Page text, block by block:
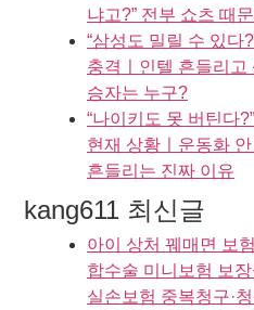
냐고?” 전부 쇼츠 때
“삼성도 밀릴 수 있다
충격ㅣ인텔 흔들리
승자는 누구?
“나이키도 못 버틴다
현재 상황ㅣ운동화
흔들리는 진짜 이유
kang611 최신글
아이 상처 꿰매면 보
합수술 미니보험 보
실손보험 중복청구·